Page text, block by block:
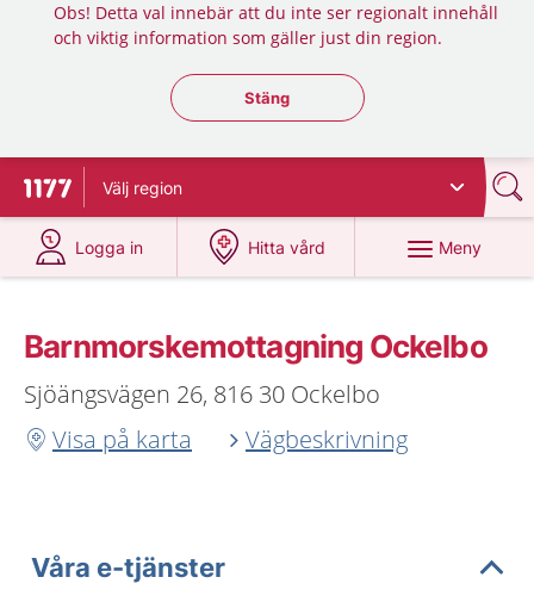
Obs! Detta val innebär att du inte ser regionalt innehåll
och viktig information som gäller just din region.
Stäng regionsväljaren
Stäng
Till startsidan för 1177
Välj region
Logga in
på 1177.se
Hitta vård
på 1177.se
Meny
Barnmorskemottagning Ockelbo
Sjöängsvägen 26, 816 30 Ockelbo
Visa på karta
Vägbeskrivning
Våra e-tjänster